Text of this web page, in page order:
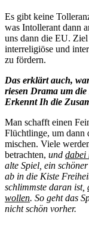
Es gibt keine
was Intollerant dann
uns dann die EU. Ziel
interreligiöse und
zu fördern.
Das erklärt auch,
riesen Drama um
Erkennt Ih die
Man schafft einen
Flüchtlinge, um dann
mischen. Viele
betrachten, und dabei
alte Spiel, ein
ab in die Kiste
schlimmste daran ist,
wollen. So geht das
nicht schön vorher.